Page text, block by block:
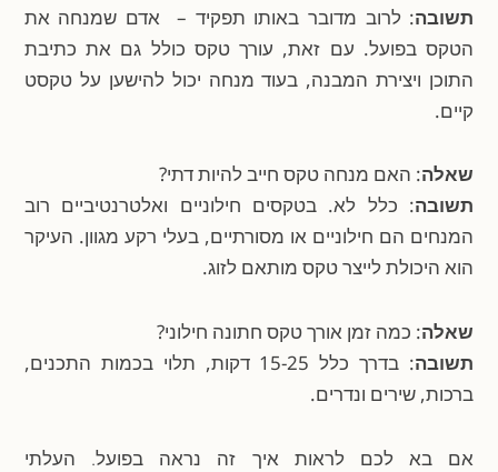
תשובה: לרוב מדובר באותו תפקיד – אדם שמנחה את
הטקס בפועל. עם זאת, עורך טקס כולל גם את כתיבת
התוכן ויצירת המבנה, בעוד מנחה יכול להישען על טקסט
קיים.
שאלה: האם מנחה טקס חייב להיות דתי?
תשובה: כלל לא. בטקסים חילוניים ואלטרנטיביים רוב
המנחים הם חילוניים או מסורתיים, בעלי רקע מגוון. העיקר
הוא היכולת לייצר טקס מותאם לזוג.
שאלה: כמה זמן אורך טקס חתונה חילוני?
תשובה
: בדרך כלל 15-25 דקות, תלוי בכמות התכנים,
ברכות, שירים ונדרים.
אם בא לכם לראות איך זה נראה בפועל. העלתי